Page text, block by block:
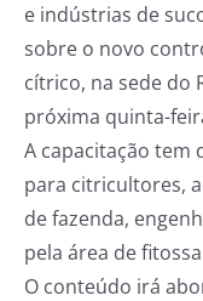
e indústrias de
sobre o novo
cítrico, na sede do
próxima quinta-
A capacitação tem
para citricultores,
de fazenda,
pela área de
O conteúdo irá